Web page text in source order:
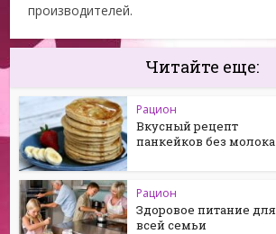
производителей.
Читайте еще:
Рацион
Вкусный рецепт
панкейков без молока
Рацион
Здоровое питание для
всей семьи